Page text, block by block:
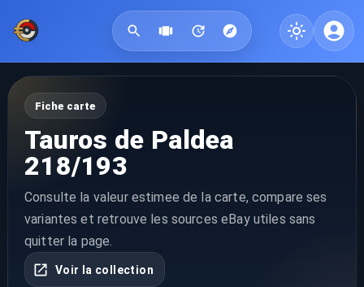
Fiche carte
Tauros de Paldea
218/193
Consulte la valeur estimee de la carte, compare ses
variantes et retrouve les sources eBay utiles sans
quitter la page.
Voir la collection